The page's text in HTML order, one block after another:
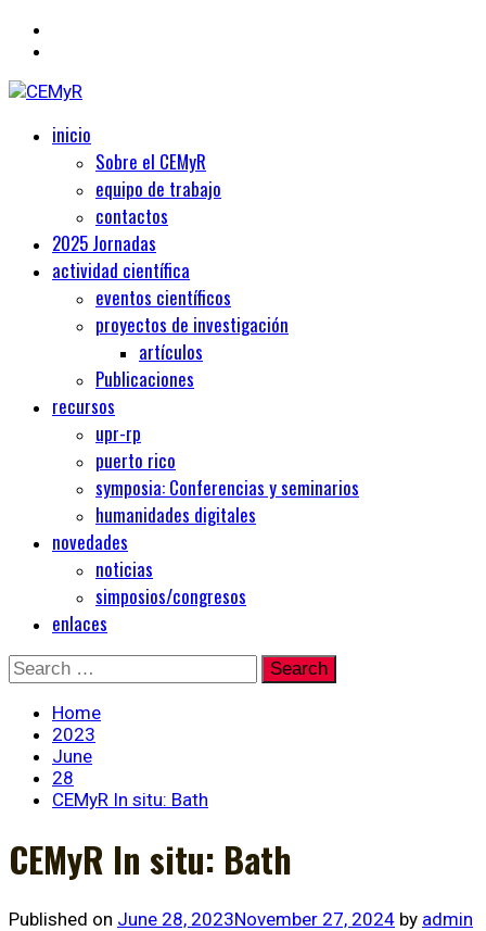
CEMyR
Centro de Estudios Medievales y Renacentistas
Primaryinicio
Sobre el CEMyR
equipo de trabajo
contactos
2025 Jornadas
actividad científica
eventos científicos
proyectos de investigación
artículos
Publicaciones
recursos
upr-rp
puerto rico
symposia: Conferencias y seminarios
humanidades digitales
novedades
noticias
simposios/congresos
enlaces
Skip
to
content
Search
for:
Home
2023
June
28
CEMyR In situ: Bath
CEMyR In situ: Bath
Published on June 28, 2023November 27, 2024 by admin